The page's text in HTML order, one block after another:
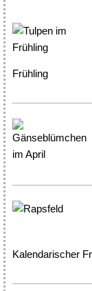
Frühling
Kalendarischer